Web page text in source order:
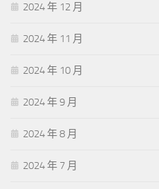
2024 年 12 月
2024 年 11 月
2024 年 10 月
2024 年 9 月
2024 年 8 月
2024 年 7 月